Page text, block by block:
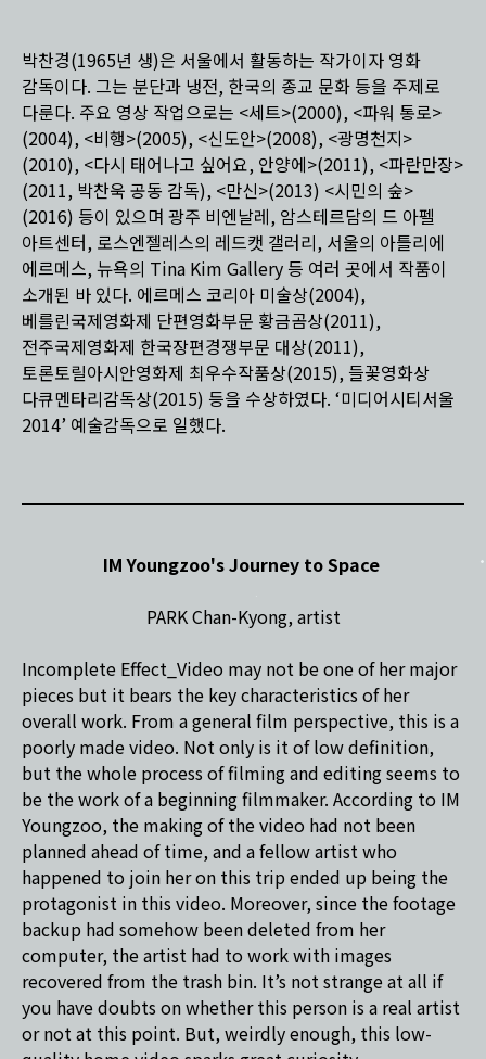
박찬경(1965년 생)은 서울에서 활동하는 작가이자 영화
감독이다. 그는 분단과 냉전, 한국의 종교 문화 등을 주제로
다룬다. 주요 영상 작업으로는 <세트>(2000), <파워 통로>
(2004), <비행>(2005), <신도안>(2008), <광명천지>
(2010), <다시 태어나고 싶어요, 안양에>(2011), <파란만장>
(2011, 박찬욱 공동 감독), <만신>(2013) <시민의 숲>
(2016) 등이 있으며 광주 비엔날레, 암스테르담의 드 아펠
아트센터, 로스엔젤레스의 레드캣 갤러리, 서울의 아틀리에
에르메스, 뉴욕의 Tina Kim Gallery 등 여러 곳에서 작품이
소개된 바 있다. 에르메스 코리아 미술상(2004),
베를린국제영화제 단편영화부문 황금곰상(2011),
전주국제영화제 한국장편경쟁부문 대상(2011),
토론토릴아시안영화제 최우수작품상(2015), 들꽃영화상
다큐멘타리감독상(2015) 등을 수상하였다. ‘미디어시티서울
2014’ 예술감독으로 일했다.
IM Youngzoo's Journey to Space
PARK Chan-Kyong, artist
Incomplete Effect_Video may not be one of her major
pieces but it bears the key characteristics of her
overall work. From a general film perspective, this is a
poorly made video. Not only is it of low definition,
but the whole process of filming and editing seems to
be the work of a beginning filmmaker. According to IM
Youngzoo, the making of the video had not been
planned ahead of time, and a fellow artist who
happened to join her on this trip ended up being the
protagonist in this video. Moreover, since the footage
backup had somehow been deleted from her
computer, the artist had to work with images
recovered from the trash bin. It’s not strange at all if
you have doubts on whether this person is a real artist
or not at this point. But, weirdly enough, this low-